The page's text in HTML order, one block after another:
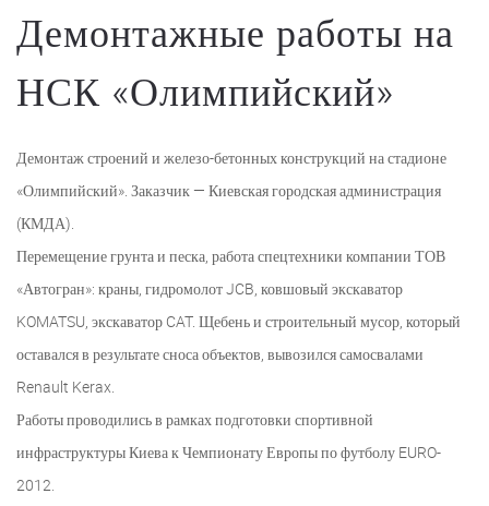
Демонтажные работы на
НСК «Олимпийский»
Демонтаж строений и железо-бетонных конструкций на стадионе
«Олимпийский». Заказчик — Киевская городская администрация
(КМДА).
Перемещение грунта и песка, работа спецтехники компании ТОВ
«Автогран»: краны, гидромолот JCB, ковшовый экскаватор
KOMATSU, экскаватор CAT. Щебень и строительный мусор, который
оставался в результате сноса объектов, вывозился самосвалами
Renault Kerax.
Работы проводились в рамках подготовки спортивной
инфраструктуры Киева к Чемпионату Европы по футболу EURO-
2012.